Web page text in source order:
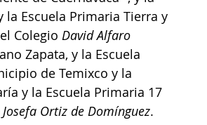
la Escuela Primaria Tierra y
Colegio David Alfaro
Zapata, y la Escuela
de Temixco y la
y la Escuela Primaria 17
Josefa Ortiz de Domínguez.